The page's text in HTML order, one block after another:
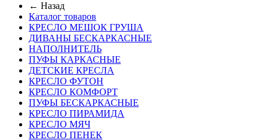
← Назад
Каталог товаров
КРЕСЛО МЕШОК ГРУША
ДИВАНЫ БЕСКАРКАСНЫЕ
НАПОЛНИТЕЛЬ
ПУФЫ КАРКАСНЫЕ
ДЕТСКИЕ КРЕСЛА
КРЕСЛО ФУТОН
КРЕСЛО КОМФОРТ
ПУФЫ БЕСКАРКАСНЫЕ
КРЕСЛО ПИРАМИДА
КРЕСЛО МЯЧ
КРЕСЛО ПЕНЕК